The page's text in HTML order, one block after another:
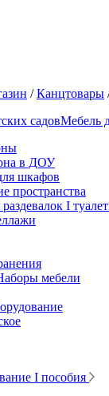
/Канцтовары
Мебель
в ДОУ
шкафов
пространства
I
мебели
I пособия